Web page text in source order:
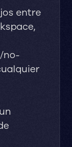
entre
no-